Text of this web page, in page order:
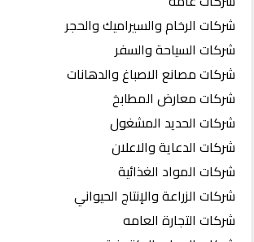
شركات الرخام والسيراميك والحجر
شركات السياحة والسفر
شركات مصانع الاصباغ والدهانات
شركات معارض المطابخ
شركات الحديد المشغول
شركات الدعاية والاعلان
شركات المواد الغذائية
شركات الزراعة والإنتاج الحيواني
شركات التجارة العامه